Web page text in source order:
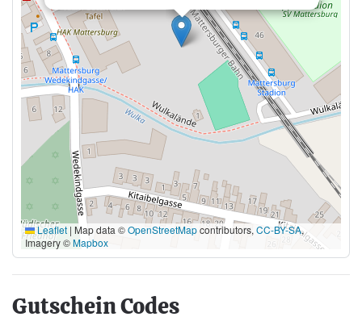
Leaflet | Map data ©OpenStreetMapcontributors, CC-BY-SA,
Imagery ©Mapbox
Gutschein Codes